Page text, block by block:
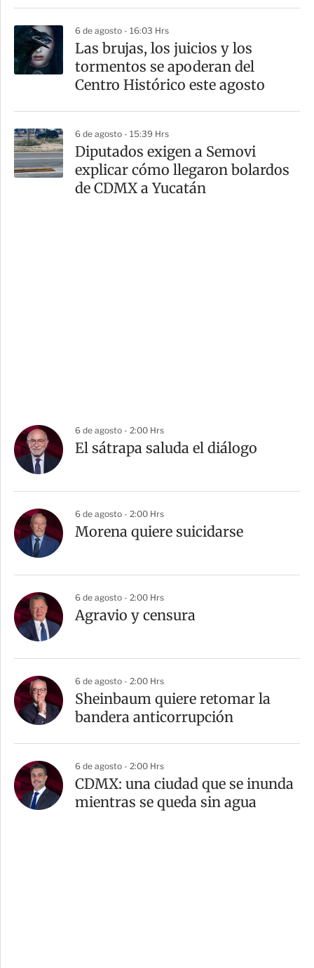
6 de agosto - 16:03 Hrs
Las brujas, los juicios y los
tormentos se apoderan del
Centro Histórico este agosto
6 de agosto - 15:39 Hrs
Diputados exigen a Semovi
explicar cómo llegaron bolardos
de CDMX a Yucatán
6 de agosto - 2:00 Hrs
El sátrapa saluda el diálogo
6 de agosto - 2:00 Hrs
Morena quiere suicidarse
6 de agosto - 2:00 Hrs
Agravio y censura
6 de agosto - 2:00 Hrs
Sheinbaum quiere retomar la
bandera anticorrupción
6 de agosto - 2:00 Hrs
CDMX: una ciudad que se inunda
mientras se queda sin agua